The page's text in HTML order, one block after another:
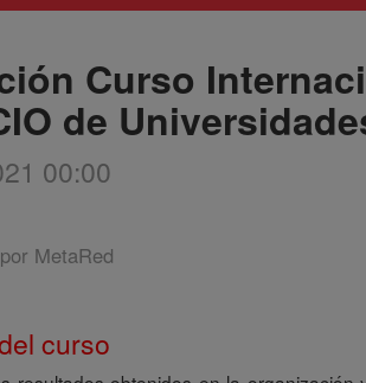
Curso
de
00:00
MetaRed
curso